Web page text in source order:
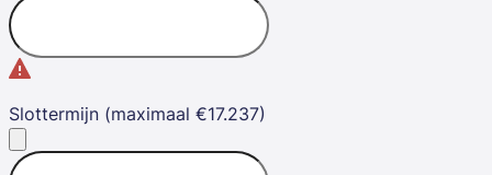
Slottermijn (maximaal €17.237)